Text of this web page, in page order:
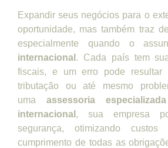
Expandir seus negócios para o
oportunidade, mas também traz
especialmente quando o
internacional . Cada país tem
fiscais, e um erro pode resultar
tributação ou até mesmo
uma assessoria
internacional , sua empresa
segurança, otimizando
cumprimento de todas as